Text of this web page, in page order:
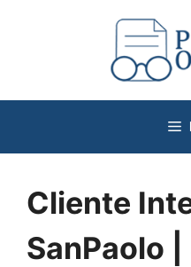
Cliente
SanPaolo